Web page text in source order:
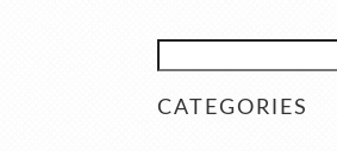
CATEGORIES